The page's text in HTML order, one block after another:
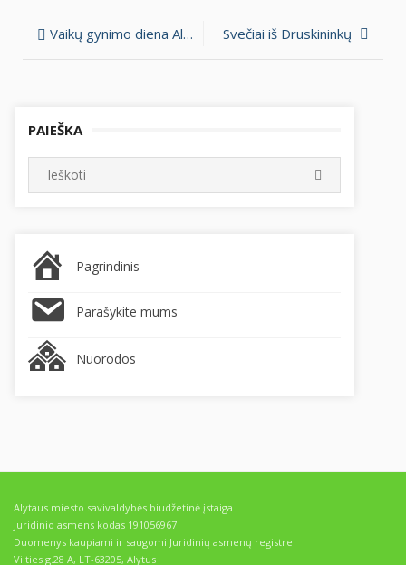
Navigacija
tarp
Vaikų gynimo diena Alytaus miesto šeimos centre Svečiai iš Druskininkų
PAIEŠKA
Search
for:
Pagrindinis
Parašykite mums
Nuorodos
Alytaus miesto savivaldybės biudžetinė įstaiga
Juridinio asmens kodas 191056967
Duomenys kaupiami ir saugomi Juridinių asmenų registre
Vilties g.28 A, LT-63205, Alytus